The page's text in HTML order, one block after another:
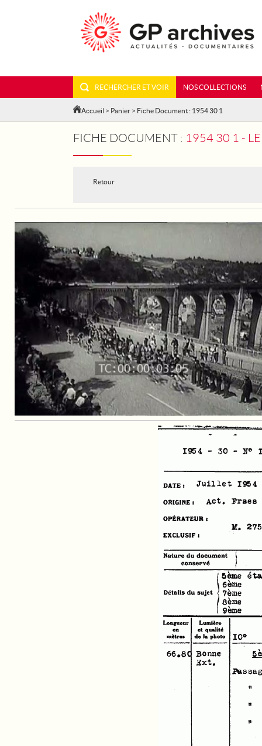
RECHERCHER ET VOIR NOS COLLECTIONS
Accueil > Panier > Fiche Document : 1954 30 1
FICHE DOCUMENT : 1954 30 1 -
Retour